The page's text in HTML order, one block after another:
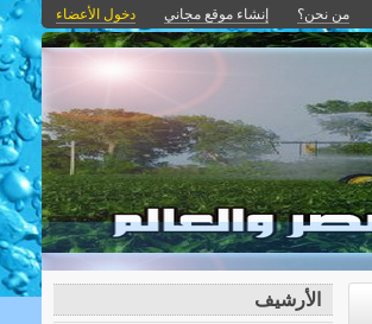
من نحن؟ إنشاء موقع مجاني دخول الأعضاء
الأرشيف